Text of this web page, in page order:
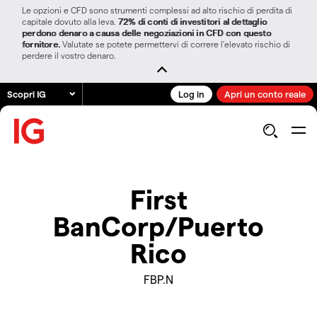
Le opzioni e CFD sono strumenti complessi ad alto rischio di perdita di
capitale dovuto alla leva. 72% di conti di investitori al dettaglio
perdono denaro a causa delle negoziazioni in CFD con questo
fornitore. Valutate se potete permettervi di correre l’elevato rischio di
perdere il vostro denaro.
Scopri IG Log in Apri un conto reale
First
BanCorp/Puerto
Rico
FBP.N